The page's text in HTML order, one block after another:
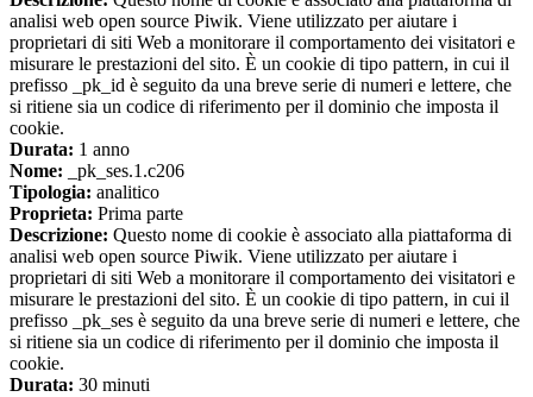
analisi web open source Piwik. Viene utilizzato per aiutare i
proprietari di siti Web a monitorare il comportamento dei visitatori e
misurare le prestazioni del sito. È un cookie di tipo pattern, in cui il
prefisso _pk_id è seguito da una breve serie di numeri e lettere, che
si ritiene sia un codice di riferimento per il dominio che imposta il
cookie.
Durata: 1 anno
Nome: _pk_ses.1.c206
Tipologia: analitico
Proprieta: Prima parte
Descrizione: Questo nome di cookie è associato alla piattaforma di
analisi web open source Piwik. Viene utilizzato per aiutare i
proprietari di siti Web a monitorare il comportamento dei visitatori e
misurare le prestazioni del sito. È un cookie di tipo pattern, in cui il
prefisso _pk_ses è seguito da una breve serie di numeri e lettere, che
si ritiene sia un codice di riferimento per il dominio che imposta il
cookie.
Durata: 30 minuti